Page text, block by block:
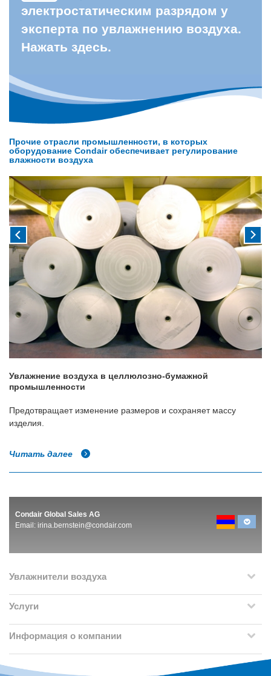
электростатическим разрядом у
эксперта по увлажнению воздуха.
Нажать здесь.
Прочие отрасли промышленности, в которых
оборудование Condair обеспечивает регулирование
влажности воздуха
Увлажнение воздуха в целлюлозно-бумажной
промышленности
Предотвращает изменение размеров и сохраняет массу
изделия.
Читать далее
Condair Global Sales AG
Email: irina.bernstein@condair.com
Увлажнители воздуха
Услуги
Информация о компании